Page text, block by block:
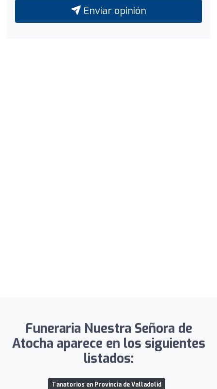
Enviar opinión
Funeraria Nuestra Señora de
Atocha aparece en los siguientes
listados:
Tanatorios en Provincia de Valladolid